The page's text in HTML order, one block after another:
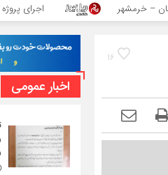
اجرای پروژه احداث
16
اخبار عمومی